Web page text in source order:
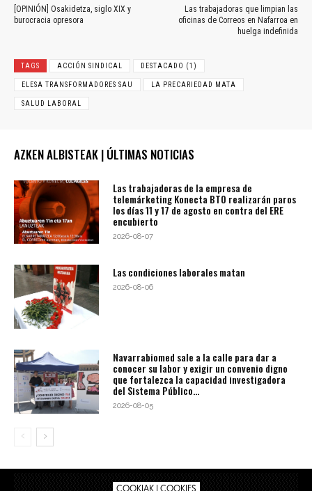
[OPINIÓN] Osakidetza, siglo XIX y
burocracia opresora
Las trabajadoras que limpian las
oficinas de Correos en Nafarroa en
huelga indefinida
TAGS ACCIÓN SINDICAL DESTACADO (1)
ELESA TRANSFORMADORES SAU LA PRECARIEDAD MATA
SALUD LABORAL
AZKEN ALBISTEAK | ÚLTIMAS NOTICIAS
Las trabajadoras de la empresa de
telemárketing Konecta BTO realizarán paros
los días 11 y 17 de agosto en contra del ERE
encubierto
2026-08-07
Las condiciones laborales matan
2026-08-06
Navarrabiomed sale a la calle para dar a
conocer su labor y exigir un convenio digno
que fortalezca la capacidad investigadora
del Sistema Público...
2026-08-05
COOKIAK | COOKIES